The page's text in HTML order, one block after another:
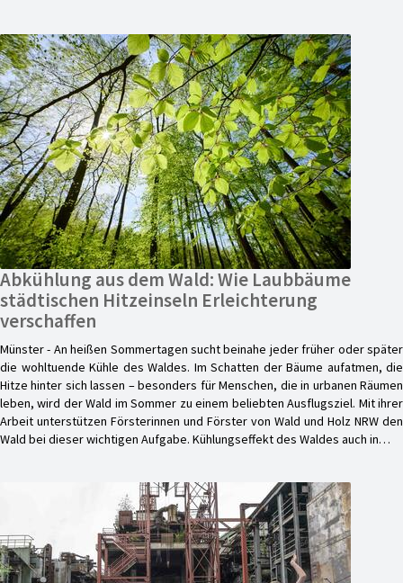
Abkühlung aus dem Wald: Wie Laubbäume
städtischen Hitzeinseln Erleichterung
verschaffen
Münster - An heißen Sommertagen sucht beinahe jeder früher oder später
die wohltuende Kühle des Waldes. Im Schatten der Bäume aufatmen, die
Hitze hinter sich lassen – besonders für Menschen, die in urbanen Räumen
leben, wird der Wald im Sommer zu einem beliebten Ausflugsziel. Mit ihrer
Arbeit unterstützen Försterinnen und Förster von Wald und Holz NRW den
Wald bei dieser wichtigen Aufgabe. Kühlungseffekt des Waldes auch in…